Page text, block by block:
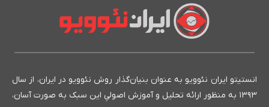
انستیتو ایران نئوویو به عنوان بنیان‌گذار روش نئوویو در ایران، از سال
۱۳۹۳ به منظور ارائه تحلیل و آموزش اصولیِ این سبک به صورت آسان،